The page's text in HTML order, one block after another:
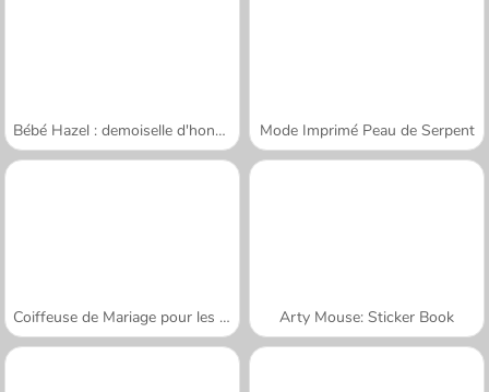
Bébé Hazel : demoiselle d'honneur Mode Imprimé Peau de Serpent
Coiffeuse de Mariage pour les Princesses Arty Mouse: Sticker Book